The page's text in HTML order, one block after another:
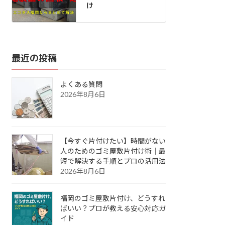
け
最近の投稿
よくある質問
2026年8月6日
【今すぐ片付けたい】時間がない
人のためのゴミ屋敷片付け術｜最
短で解決する手順とプロの活用法
2026年8月6日
福岡のゴミ屋敷片付け、どうすれ
ばいい？プロが教える安心対応ガ
イド